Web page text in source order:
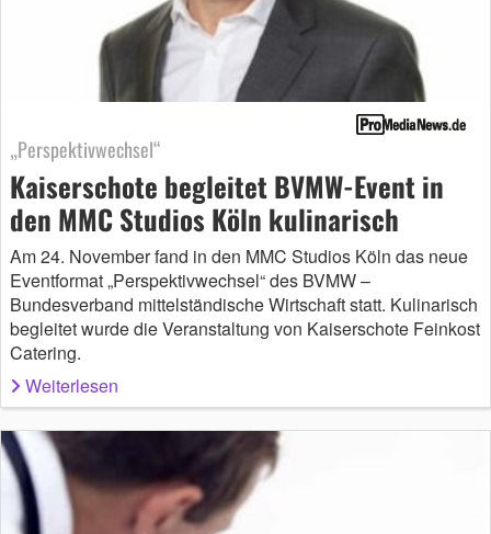
„Perspektivwechsel“
Kaiserschote begleitet BVMW-Event in
den MMC Studios Köln kulinarisch
Am 24. November fand in den MMC Studios Köln das neue
Eventformat „Perspektivwechsel“ des BVMW –
Bundesverband mittelständische Wirtschaft statt. Kulinarisch
begleitet wurde die Veranstaltung von Kaiserschote Feinkost
Catering.
Weiterlesen